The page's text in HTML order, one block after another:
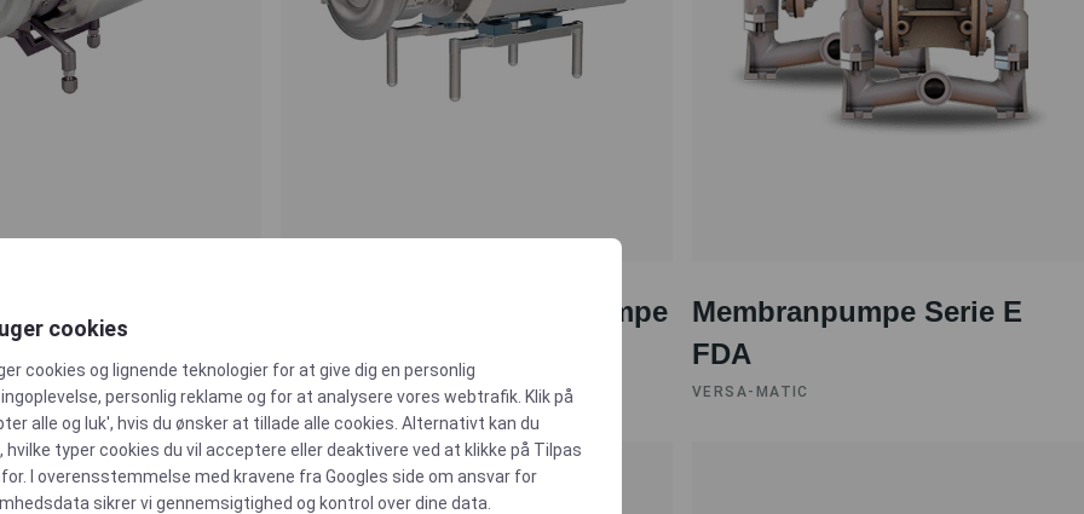
ASH Selvansugende Pumpe
CSF INOX
Membranpumpe Serie E
FDA
VERSA-MATIC
cookies
cookies og lignende teknologier for at give dig en personlig
personlig reklame og for at analysere vores webtrafik. Klik på
alle og luk', hvis du ønsker at tillade alle cookies. Alternativt kan du
hvilke typer cookies du vil acceptere eller deaktivere ved at klikke på Tilpas
I overensstemmelse med kravene fra Googles side om ansvar for
sikrer vi gennemsigtighed og kontrol over dine data.